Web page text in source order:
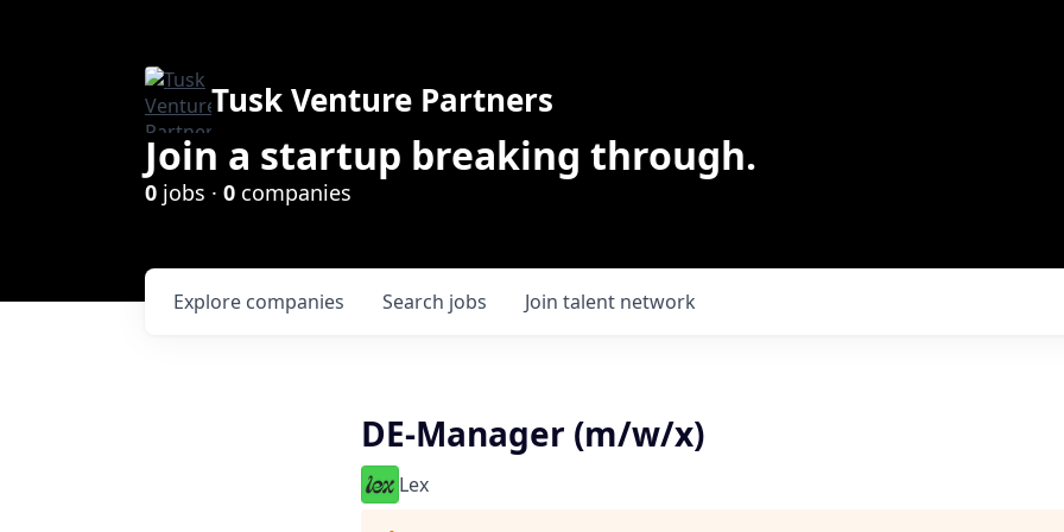
Tusk Venture Partners
Join a startup breaking through.
0 jobs · 0 companies
Search jobs
Explore companies Join talent network
DE-Manager (m/w/x)
Lex